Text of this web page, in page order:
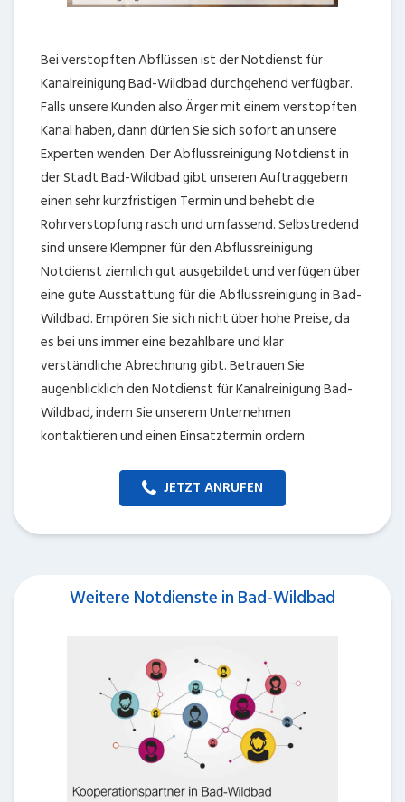
Bei verstopften Abflüssen ist der Notdienst für
Kanalreinigung Bad-Wildbad durchgehend verfügbar.
Falls unsere Kunden also Ärger mit einem verstopften
Kanal haben, dann dürfen Sie sich sofort an unsere
Experten wenden. Der Abflussreinigung Notdienst in
der Stadt Bad-Wildbad gibt unseren Auftraggebern
einen sehr kurzfristigen Termin und behebt die
Rohrverstopfung rasch und umfassend. Selbstredend
sind unsere Klempner für den Abflussreinigung
Notdienst ziemlich gut ausgebildet und verfügen über
eine gute Ausstattung für die Abflussreinigung in Bad-
Wildbad. Empören Sie sich nicht über hohe Preise, da
es bei uns immer eine bezahlbare und klar
verständliche Abrechnung gibt. Betrauen Sie
augenblicklich den Notdienst für Kanalreinigung Bad-
Wildbad, indem Sie unserem Unternehmen
kontaktieren und einen Einsatztermin ordern.
JETZT ANRUFEN
Weitere Notdienste in Bad-Wildbad